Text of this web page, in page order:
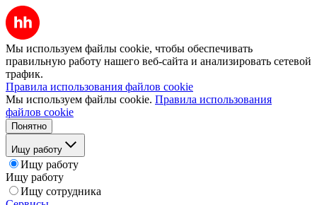
Мы используем файлы cookie, чтобы обеспечивать
правильную работу нашего веб-сайта и анализировать сетевой
трафик.
Правила использования файлов cookie
Мы используем файлы cookie. Правила использования
файлов cookie
Понятно
Ищу работу
Ищу работу
Ищу работу
Ищу сотрудника